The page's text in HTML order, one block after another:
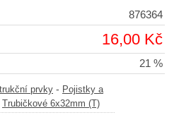
876364
16,00 Kč
21 %
prvky - Pojistky a
Trubičkové 6x32mm (T)